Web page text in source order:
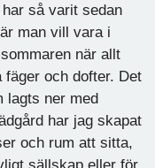
så varit sedan
man vill vara i
när allt
fäger och dofter. Det
lagts ner med
har jag skapat
och rum att sitta,